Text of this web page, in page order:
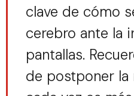
clave de cómo
cerebro ante la
pantallas.
de postponer la